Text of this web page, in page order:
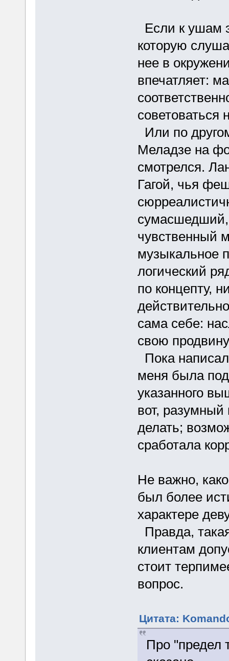
Если к ушам
которую
нее в
впечатляет:
советоваться
Или по
Меладзе на
смотрелся.
Гагой, чья
чувственный
музыкальное
логический
по концепту,
сама себе:
свою
Пока
меня была
указанного
вот,
делать;
сработала
Не важно,
был более
характере
Правда,
клиентам
стоит
вопрос.
Цитата:
Про "предел